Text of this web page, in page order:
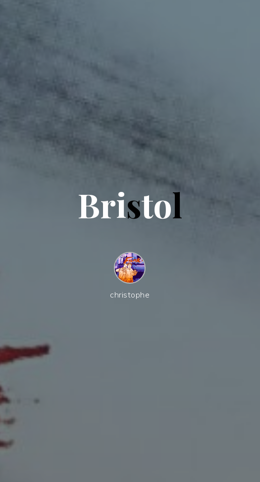
Bristol
christophe